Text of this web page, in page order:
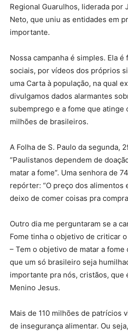
Regional Guarulhos, liderada por
Neto, que uniu as entidades em
importante.
Nossa campanha é simples. Ela
sociais, por vídeos dos próprios
uma Carta à população, na qual
divulgamos dados alarmantes
subemprego e a fome que atinge
milhões de brasileiros.
A Folha de S. Paulo da segunda,
“Paulistanos dependem de
matar a fome”. Uma senhora de
repórter: “O preço dos alimentos
deixo de comer coisas pra
Outro dia me perguntaram se a
Fome tinha o objetivo de criticar
– Tem o objetivo de matar a fome
que um só brasileiro seja
importante pra nós, cristãos, que
Menino Jesus.
Mais de 110 milhões de patrícios
de insegurança alimentar. Ou